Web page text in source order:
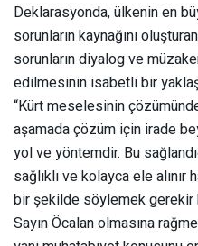
Deklarasyonda, ülkenin en
sorunların kaynağını
sorunların diyalog ve
edilmesinin isabetli bir
“Kürt meselesinin
aşamada çözüm için irade
yol ve yöntemdir. Bu
sağlıklı ve kolayca ele
bir şekilde söylemek
Sayın Öcalan olmasına